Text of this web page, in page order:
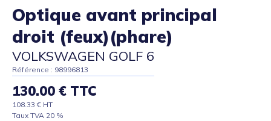
Optique avant principal
droit (feux)(phare)
VOLKSWAGEN GOLF 6
Référence : 98996813
130.00 € TTC
108.33 € HT
Taux TVA 20 %